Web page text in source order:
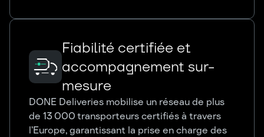
Fiabilité certifiée et
accompagnement sur-
mesure
DONE Deliveries mobilise un réseau de plus
de 13 000 transporteurs certifiés à travers
l’Europe, garantissant la prise en charge des